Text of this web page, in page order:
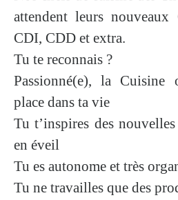
attendent leurs nouveaux
CDI, CDD et extra.
Tu te reconnais ?
Passionné(e), la Cuisine
place dans ta vie
Tu t’inspires des
en éveil
Tu es autonome et très
Tu ne travailles que des